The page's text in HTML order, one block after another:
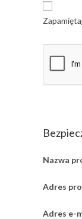
Nazwa
Adres
Adres e-